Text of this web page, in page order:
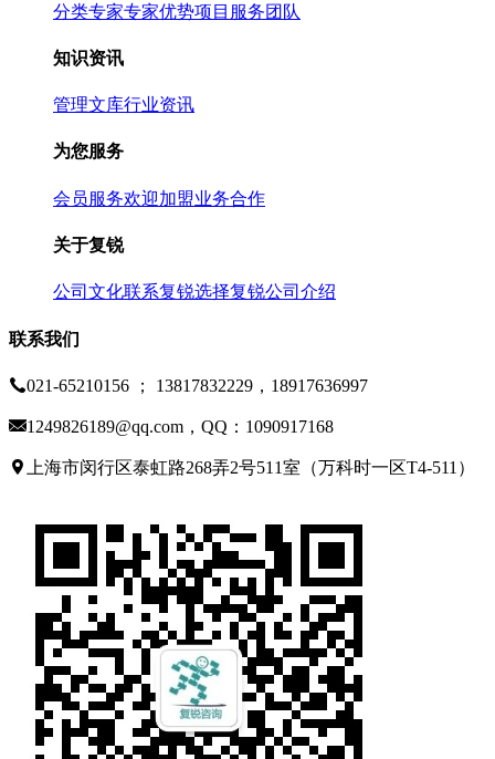
分类专家专家优势项目服务团队
知识资讯
管理文库行业资讯
为您服务
会员服务欢迎加盟业务合作
关于复锐
公司文化联系复锐选择复锐公司介绍
联系我们
021-65210156 ； 13817832229，18917636997
1249826189@qq.com，QQ：1090917168
上海市闵行区泰虹路268弄2号511室（万科时一区T4-511）